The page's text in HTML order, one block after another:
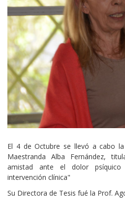
Cuerpo
El 4 de Octubre se llevó a cabo
Maestranda Alba Fernández,
amistad ante el dolor
intervención clínica"
Su Directora de Tesis fué la Prof.